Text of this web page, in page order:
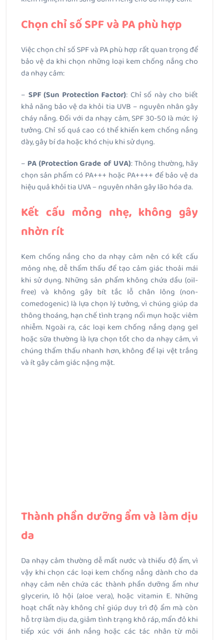
Chọn chỉ số SPF và PA phù hợp
Việc chọn chỉ số SPF và PA phù hợp rất quan trọng để
bảo vệ da khi chọn những loại kem chống nắng cho
da nhạy cảm:
– SPF (Sun Protection Factor): Chỉ số này cho biết
khả năng bảo vệ da khỏi tia UVB – nguyên nhân gây
cháy nắng. Đối với da nhạy cảm, SPF 30-50 là mức lý
tưởng. Chỉ số quá cao có thể khiến kem chống nắng
dày, gây bí da hoặc khó chịu khi sử dụng.
– PA (Protection Grade of UVA): Thông thường, hãy
chọn sản phẩm có PA+++ hoặc PA++++ để bảo vệ da
hiệu quả khỏi tia UVA – nguyên nhân gây lão hóa da.
Kết cấu mỏng nhẹ, không gây
nhờn rít
Kem chống nắng cho da nhạy cảm nên có kết cấu
mỏng nhẹ, dễ thẩm thấu để tạo cảm giác thoải mái
khi sử dụng. Những sản phẩm không chứa dầu (oil-
free) và không gây bít tắc lỗ chân lông (non-
comedogenic) là lựa chọn lý tưởng, vì chúng giúp da
thông thoáng, hạn chế tình trạng nổi mụn hoặc viêm
nhiễm. Ngoài ra, các loại kem chống nắng dạng gel
hoặc sữa thường là lựa chọn tốt cho da nhạy cảm, vì
chúng thẩm thấu nhanh hơn, không để lại vệt trắng
và ít gây cảm giác nặng mặt.
Thành phần dưỡng ẩm và làm dịu
da
Da nhạy cảm thường dễ mất nước và thiếu độ ẩm, vì
vậy khi chọn các loại kem chống nắng dành cho da
nhạy cảm nên chứa các thành phần dưỡng ẩm như
glycerin, lô hội (aloe vera), hoặc vitamin E. Những
hoạt chất này không chỉ giúp duy trì độ ẩm mà còn
hỗ trợ làm dịu da, giảm tình trạng khô ráp, mẩn đỏ khi
tiếp xúc với ánh nắng hoặc các tác nhân từ môi